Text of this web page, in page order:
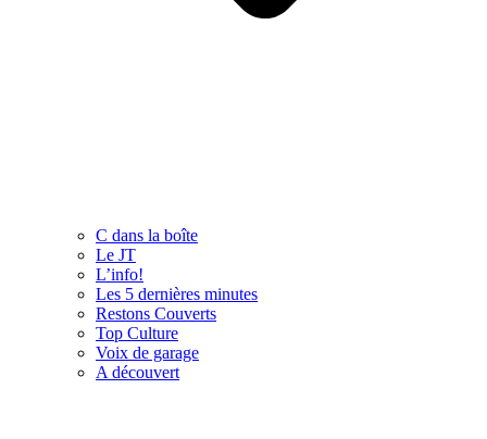
C dans la boîte
Le JT
L’info!
Les 5 dernières minutes
Restons Couverts
Top Culture
Voix de garage
A découvert